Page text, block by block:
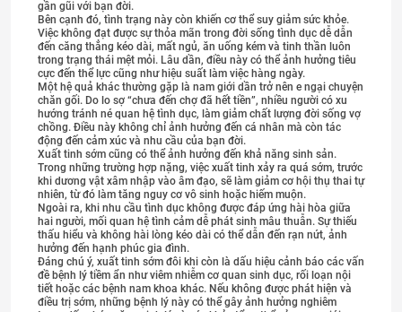
gần gũi với bạn đời.
Bên cạnh đó, tình trạng này còn khiến cơ thể suy giảm sức khỏe.
Việc không đạt được sự thỏa mãn trong đời sống tình dục dễ dẫn
đến căng thẳng kéo dài, mất ngủ, ăn uống kém và tinh thần luôn
trong trạng thái mệt mỏi. Lâu dần, điều này có thể ảnh hưởng tiêu
cực đến thể lực cũng như hiệu suất làm việc hàng ngày.
Một hệ quả khác thường gặp là nam giới dần trở nên e ngại chuyện
chăn gối. Do lo sợ “chưa đến chợ đã hết tiền”, nhiều người có xu
hướng tránh né quan hệ tình dục, làm giảm chất lượng đời sống vợ
chồng. Điều này không chỉ ảnh hưởng đến cá nhân mà còn tác
động đến cảm xúc và nhu cầu của bạn đời.
Xuất tinh sớm cũng có thể ảnh hưởng đến khả năng sinh sản.
Trong những trường hợp nặng, việc xuất tinh xảy ra quá sớm, trước
khi dương vật xâm nhập vào âm đạo, sẽ làm giảm cơ hội thụ thai tự
nhiên, từ đó làm tăng nguy cơ vô sinh hoặc hiếm muộn.
Ngoài ra, khi nhu cầu tình dục không được đáp ứng hài hòa giữa
hai người, mối quan hệ tình cảm dễ phát sinh mâu thuẫn. Sự thiếu
thấu hiểu và không hài lòng kéo dài có thể dẫn đến rạn nứt, ảnh
hưởng đến hạnh phúc gia đình.
Đáng chú ý, xuất tinh sớm đôi khi còn là dấu hiệu cảnh báo các vấn
đề bệnh lý tiềm ẩn như viêm nhiễm cơ quan sinh dục, rối loạn nội
tiết hoặc các bệnh nam khoa khác. Nếu không được phát hiện và
điều trị sớm, những bệnh lý này có thể gây ảnh hưởng nghiêm